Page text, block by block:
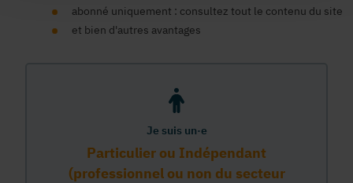
Je suis un·e
Particulier ou Indépendant
(professionnel ou non du secteur
abonné uniquement : consultez tout le contenu du site
et bien d'autres avantages